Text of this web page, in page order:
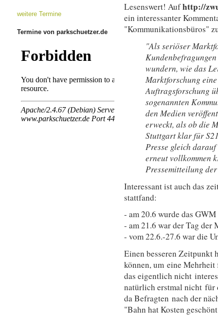
Lesenswert! Aufhttp://
ein interessanter
"Kommunikationsbüros"
"Als seriöser
wundern, wie das
Marktforschung
Auftragsforschung
sogenannten
den Medien
erweckt, als ob die
Stuttgart klar für
Presse gleich
erneut vollkommen
Pressemitteilung
Interessant ist auch das
stattfand:
- am 20.6 wurde das GWM
- am 21.6 war der Tag der
- vom 22.6.-27.6 war die
Einen besseren Zeitpunkt
können, um eine
das eigentlich nicht
natürlich erstmal nicht für
da Befragten nach der
"Bahn hat Kosten
weitere Termine
Termine von parkschuetzer.de